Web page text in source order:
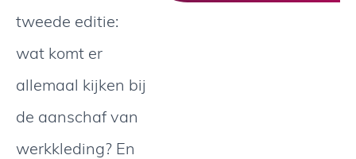
tweede editie:
wat komt er
allemaal kijken bij
de aanschaf van
werkkleding? En